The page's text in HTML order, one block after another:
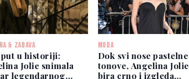
& ZABAVA
u historiji:
Jolie snimala
legendarnog
MODA
Dok svi nose pastelne
tonove, Angelina Jolie
bira crno i izgleda